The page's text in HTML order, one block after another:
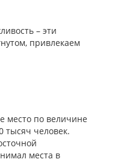
– эти
привлекаем
место по величине
тысяч человек.
места в